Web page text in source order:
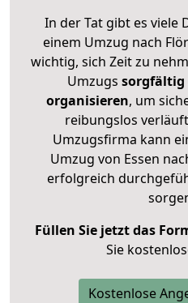
In der Tat gibt es viele
einem Umzug nach
wichtig, sich Zeit zu
Umzugs sorgfältig
organisieren, um
reibungslos
Umzugsfirma kann
Umzug von Essen
erfolgreich
Füllen Sie jetzt das
Sie
Kostenlose